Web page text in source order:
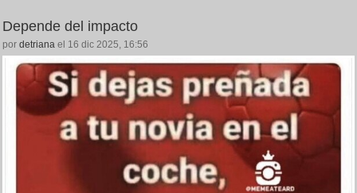
Depende del impacto
por detriana el 16 dic 2025, 16:56